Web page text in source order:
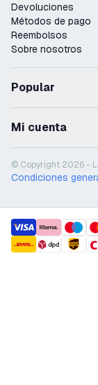
Devoluciones
Métodos de pago
Reembolsos
Sobre nosotros
Popular
Mi cuenta
© Copyright 2026 -
Condiciones
payment
shipment